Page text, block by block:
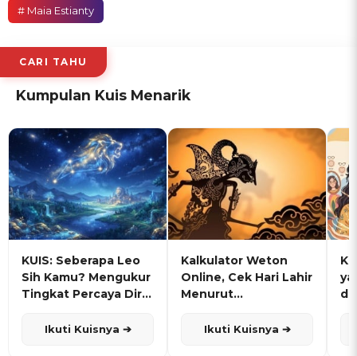
# Maia Estianty
CARI TAHU
Kumpulan Kuis Menarik
KUIS: Seberapa Leo
Sih Kamu? Mengukur
Tingkat Percaya Diri
Ikuti Kuisnya ➔
Kalkulator Weton
Online, Cek Hari Lahir
Menurut
Ikuti Kuisnya ➔